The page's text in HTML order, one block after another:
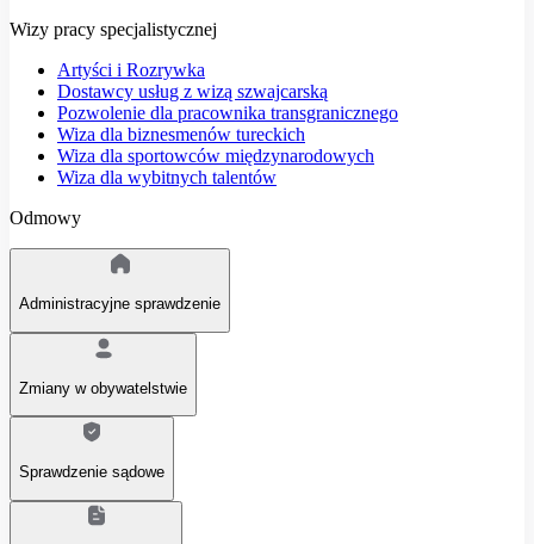
Wizy pracy specjalistycznej
Artyści i Rozrywka
Dostawcy usług z wizą szwajcarską
Pozwolenie dla pracownika transgranicznego
Wiza dla biznesmenów tureckich
Wiza dla sportowców międzynarodowych
Wiza dla wybitnych talentów
Odmowy
Administracyjne sprawdzenie
Zmiany w obywatelstwie
Sprawdzenie sądowe